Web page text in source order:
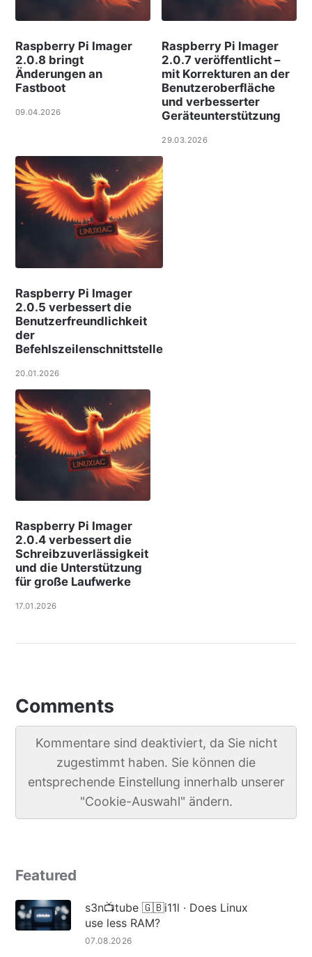
Raspberry Pi Imager
2.0.8 bringt
Änderungen an
Fastboot
09.04.2026
Raspberry Pi Imager
2.0.7 veröffentlicht –
mit Korrekturen an der
Benutzeroberfläche
und verbesserter
Geräteunterstützung
29.03.2026
Raspberry Pi Imager
2.0.5 verbessert die
Benutzerfreundlichkeit
der
Befehlszeilenschnittstelle
20.01.2026
Raspberry Pi Imager
2.0.4 verbessert die
Schreibzuverlässigkeit
und die Unterstützung
für große Laufwerke
17.01.2026
Comments
Kommentare sind deaktiviert, da Sie nicht
zugestimmt haben. Sie können die
entsprechende Einstellung innerhalb unserer
"Cookie-Auswahl" ändern.
Featured
s3n📺tube 🇬🇧i11l · Does Linux
use less RAM?
07.08.2026